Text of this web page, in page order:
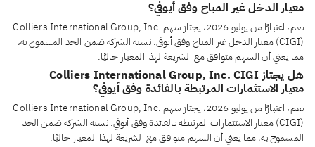
معيار الدخل غير المباح وفق أيوفي؟
نعم، اعتبارًا من يوليو 2026، يجتاز سهم Colliers International Group, Inc.
(CIGI) معيار الدخل غير المباح وفق أيوفي. نسبة الشركة ضمن الحد المسموح به،
مما يعني أن السهم متوافق مع الشريعة لهذا المعيار حاليًا.
هل يجتاز Colliers International Group, Inc. CIGI
معيار الاستثمارات المرتبطة بالفائدة وفق أيوفي؟
نعم، اعتبارًا من يوليو 2026، يجتاز سهم Colliers International Group, Inc.
(CIGI) معيار الاستثمارات المرتبطة بالفائدة وفق أيوفي. نسبة الشركة ضمن الحد
المسموح به، مما يعني أن السهم متوافق مع الشريعة لهذا المعيار حاليًا.